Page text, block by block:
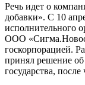
Речь идет о
добавки». С 10
исполнительного
ООО
госкорпорацией.
принял решение
государства,